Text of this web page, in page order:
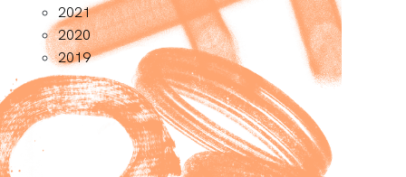
2021
2020
2019
Exposição 2021